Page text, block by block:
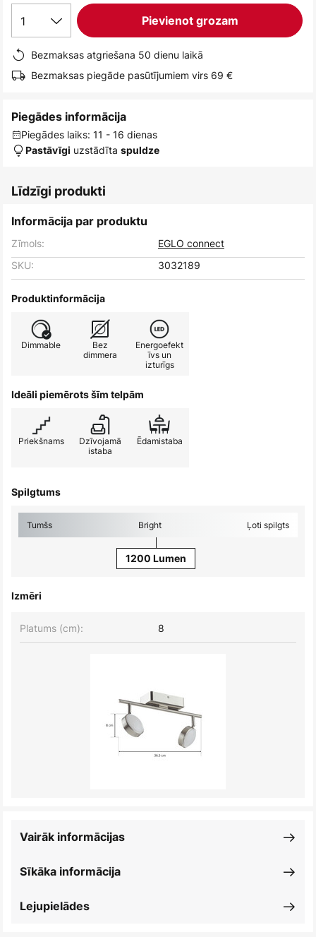
1 Pievienot grozam
Bezmaksas atgriešana 50 dienu laikā
Bezmaksas piegāde pasūtījumiem virs 69 €
Piegādes informācija
Piegādes laiks: 11 - 16 dienas
Pastāvīgi uzstādīta spuldze
Līdzīgi produkti
Informācija par produktu
Zīmols:
EGLO connect
SKU:
3032189
Produktinformācija
Dimmable
Bez
dimmera
Energoefekt
īvs un
izturīgs
Ideāli piemērots šīm telpām
Priekšnams
Dzīvojamā
istaba
Ēdamistaba
Spilgtums
Tumšs Bright Ļoti spilgts
1200 Lumen
Izmēri
Platums (cm): 8
Sīkāka informācija
Vairāk informācijas
Lejupielādes